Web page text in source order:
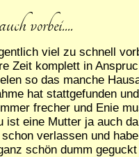
vorbei....
viel zu schnell
Zeit komplett in
so das manche
hat stattgefunden
frecher und Enie
ist eine Mutter ja auch
verlassen und
schön dumm